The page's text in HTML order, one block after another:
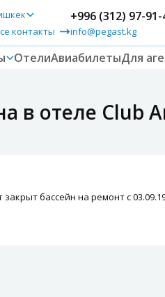
контакты
+996 (312) 97-91-
info@pegast.kg
ОтелиАвиабилетыДля
в отеле Club
закрыт бассейн на ремонт с